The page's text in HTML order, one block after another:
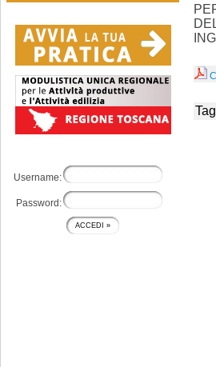
Username:
Password: